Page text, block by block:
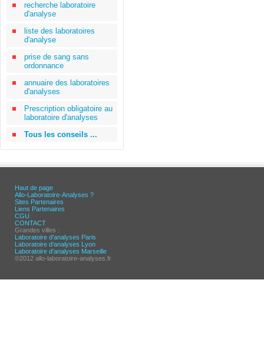
recherche laboratoire
d'analyse
liste des laboratoires
d'analyse
prise de sang sans
ordonnance
annuaire des laboratoires
d'analyses
Prescription obligatoire au
laboratoire d'analyses
Tous les conseils ...
Haut de page
Allo-Laboratoire-Analyses ?
Sites Partenaires
Liens Partenaires
CGU
CONTACT
Grandes villes :
Laboratoire d'analyses Paris
Laboratoire d'analyses Lyon
Laboratoire d'analyses Marseille
©2012 allo-laboratoire-analyses.fr